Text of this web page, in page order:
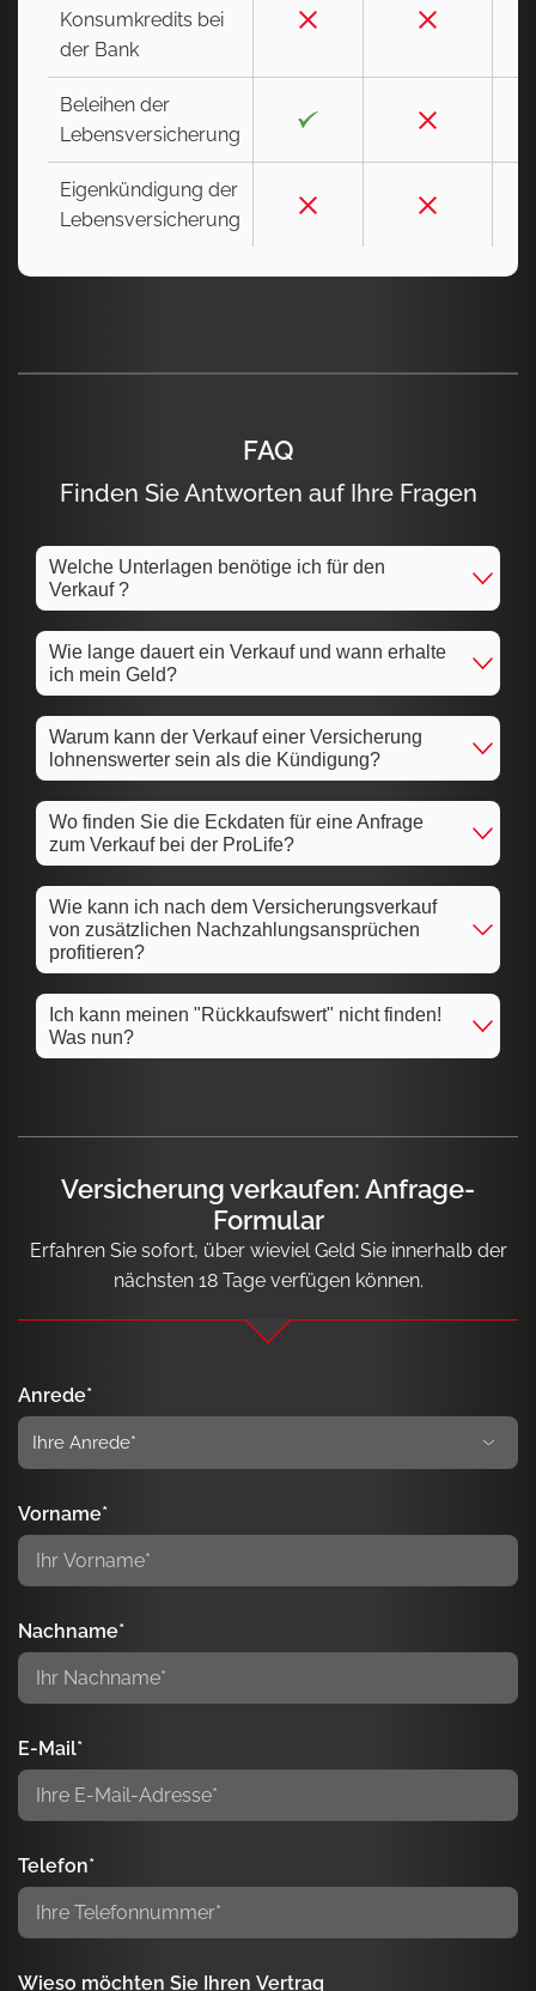
Konsumkredits bei
der Bank
Beleihen der
Lebensversicherung
Eigenkündigung der
Lebensversicherung
FAQ
Finden Sie Antworten auf Ihre Fragen
Welche Unterlagen benötige ich für den
Verkauf ?
Wie lange dauert ein Verkauf und wann erhalte
ich mein Geld?
Warum kann der Verkauf einer Versicherung
lohnenswerter sein als die Kündigung?
Wo finden Sie die Eckdaten für eine Anfrage
zum Verkauf bei der ProLife?
Wie kann ich nach dem Versicherungsverkauf
von zusätzlichen Nachzahlungsansprüchen
profitieren?
Ich kann meinen "Rückkaufswert" nicht finden!
Was nun?
Versicherung verkaufen: Anfrage-
Formular
Erfahren Sie sofort, über wieviel Geld Sie innerhalb der
nächsten 18 Tage verfügen können.
Anrede*
Vorname*
Nachname*
E-Mail*
Telefon*
Wieso möchten Sie Ihren Vertrag